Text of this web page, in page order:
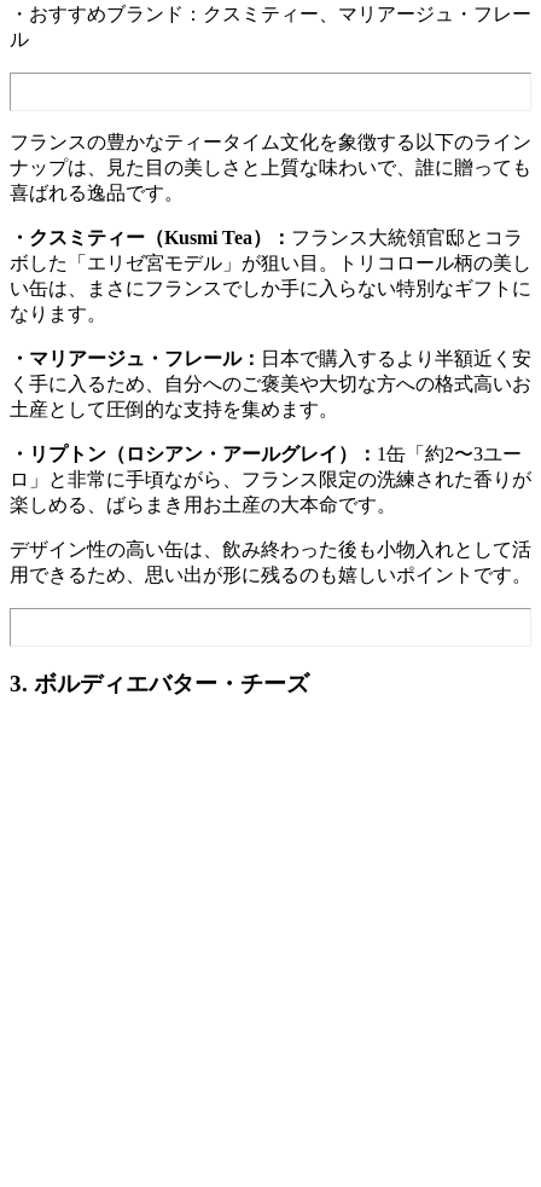
・おすすめブランド：クスミティー、マリアージュ・フレー
ル
フランスの豊かなティータイム文化を象徴する以下のライン
ナップは、見た目の美しさと上質な味わいで、誰に贈っても
喜ばれる逸品です。
・クスミティー（Kusmi Tea）： フランス大統領官邸とコラ
ボした「エリゼ宮モデル」が狙い目。トリコロール柄の美し
い缶は、まさにフランスでしか手に入らない特別なギフトに
なります。
・マリアージュ・フレール： 日本で購入するより半額近く安
く手に入るため、自分へのご褒美や大切な方への格式高いお
土産として圧倒的な支持を集めます。
・リプトン（ロシアン・アールグレイ）： 1缶「約2〜3ユー
ロ」と非常に手頃ながら、フランス限定の洗練された香りが
楽しめる、ばらまき用お土産の大本命です。
デザイン性の高い缶は、飲み終わった後も小物入れとして活
用できるため、思い出が形に残るのも嬉しいポイントです。
3. ボルディエバター・チーズ